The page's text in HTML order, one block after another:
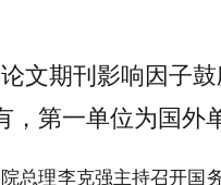
文期刊影响因子
，第一单位为国外
院总理李克强主持召开国